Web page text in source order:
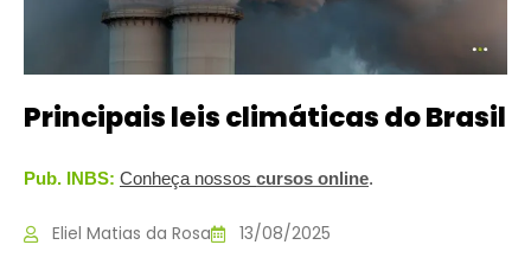
Principais leis climáticas do Brasil
Pub. INBS: Conheça nossos cursos online.
Eliel Matias da Rosa 13/08/2025